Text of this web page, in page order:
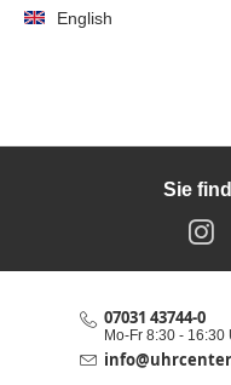
English
Sie
Service-Hotline
07031 43744-0
Mo-Fr 8:30 - 16:30
Service E-Mail